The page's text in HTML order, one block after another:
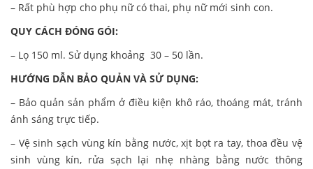
– Rất phù hợp cho phụ nữ có thai, phụ nữ mới sinh con.
QUY CÁCH ĐÓNG GÓI:
– Lọ 150 ml. Sử dụng khoảng 30 – 50 lần.
HƯỚNG DẪN BẢO QUẢN VÀ SỬ DỤNG:
– Bảo quản sản phẩm ở điều kiện khô ráo, thoáng mát, tránh
ánh sáng trực tiếp.
– Vệ sinh sạch vùng kín bằng nước, xịt bọt ra tay, thoa đều vệ
sinh vùng kín, rửa sạch lại nhẹ nhàng bằng nước thông